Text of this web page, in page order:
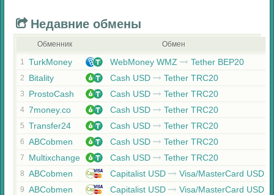
Недавние обмены
Обменник Обмен
1 TurkMoney WebMoney WMZ Tether BEP20
2 Bitality Cash USD Tether TRC20
3 ProstoCash Cash USD Tether TRC20
4 7money.co Cash USD Tether TRC20
5 Transfer24 Cash USD Tether TRC20
6 ABCobmen Cash USD Tether TRC20
7 Multixchange Cash USD Tether TRC20
8 ABCobmen Capitalist USD Visa/MasterCard USD
9 ABCobmen Capitalist USD Visa/MasterCard USD